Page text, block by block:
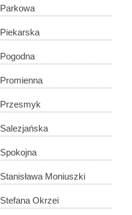
Parkowa
Piekarska
Pogodna
Promienna
Przesmyk
Salezjańska
Spokojna
Stanisława Moniuszki
Stefana Okrzei